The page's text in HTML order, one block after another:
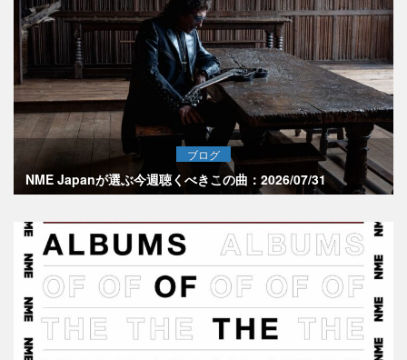
ブログ
NME Japanが選ぶ今週聴くべきこの曲：2026/07/31